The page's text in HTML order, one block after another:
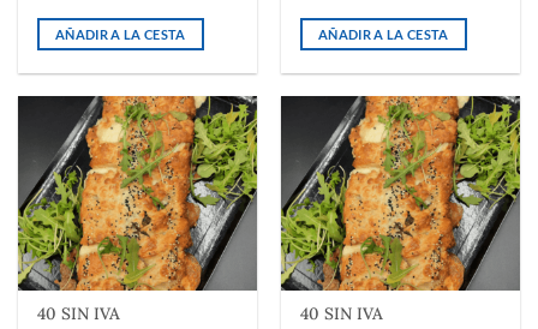
AÑADIR A LA CESTA AÑADIR A LA CESTA
40 SIN IVA 40 SIN IVA